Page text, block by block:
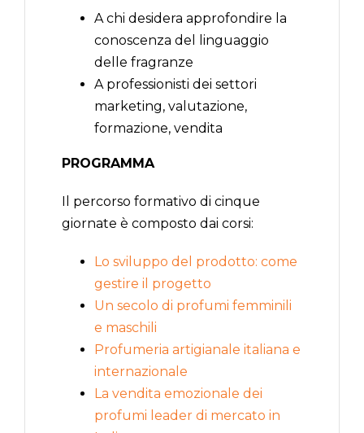
A chi desidera approfondire la
conoscenza del linguaggio
delle fragranze
A professionisti dei settori
marketing, valutazione,
formazione, vendita
PROGRAMMA
Il percorso formativo di cinque
giornate è composto dai corsi:
Lo sviluppo del prodotto: come
gestire il progetto
Un secolo di profumi femminili
e maschili
Profumeria artigianale italiana e
internazionale
La vendita emozionale dei
profumi leader di mercato in